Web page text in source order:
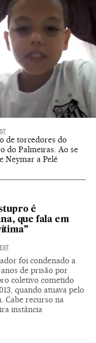
de torcedores do
do Palmeiras. Ao se
Neymar a Pelé
é
que fala em
EST
foi condenado a
de prisão por
coletivo cometido
quando atuava pelo
Cabe recurso na
instância